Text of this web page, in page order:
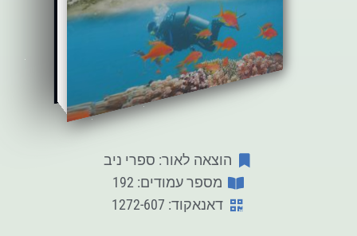
הוצאה לאור: ספרי ניב
מספר עמודים: 192
דאנאקוד: 1272-607